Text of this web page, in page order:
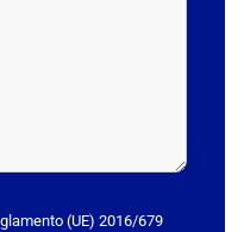
(UE) 2016/679